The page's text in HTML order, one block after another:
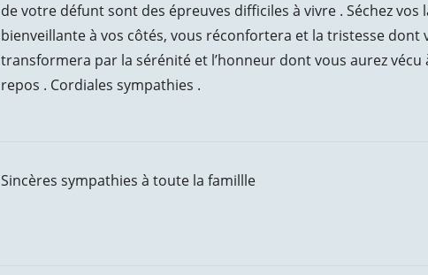
de votre défunt sont des épreuves difficiles à vivre . Séchez
bienveillante à vos côtés, vous réconfortera et la tristesse dont
transformera par la sérénité et l’honneur dont vous aurez vécu
repos . Cordiales sympathies .
Sincères sympathies à toute la famillle